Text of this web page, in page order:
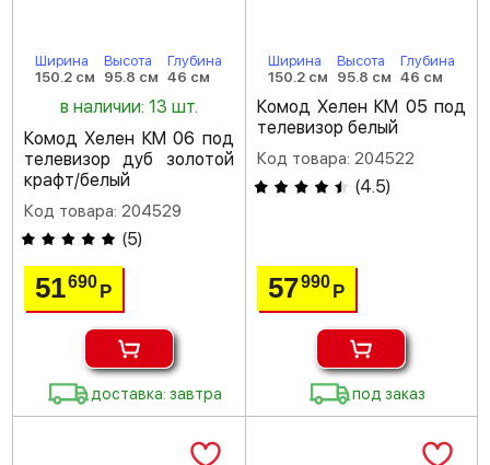
Ширина
150.2 см
Высота
95.8 см
Глубина
46 см
в наличии: 13 шт.
Комод Хелен КМ 06 под
телевизор дуб золотой
крафт/белый
Код товара: 204529
(5)
51690Р
доставка: завтра
Ширина
150.2 см
Высота
95.8 см
Глубина
46 см
Комод Хелен КМ 05 под
телевизор белый
Код товара: 204522
(4.5)
57990 Р
под заказ